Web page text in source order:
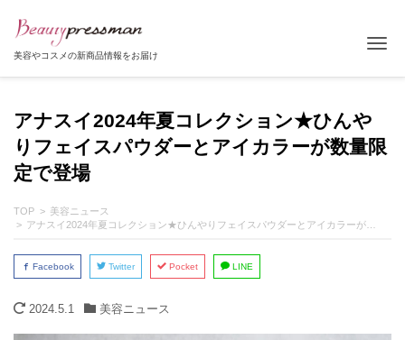
美容やコスメの新商品情報をお届け
アナスイ2024年夏コレクション★ひんや
りフェイスパウダーとアイカラーが数量限
定で登場
TOP
美容ニュース
アナスイ2024年夏コレクション★ひんやりフェイスパウダーとアイカラーが数量限定で登場
Facebook Twitter Pocket LINE
2024.5.1 美容ニュース